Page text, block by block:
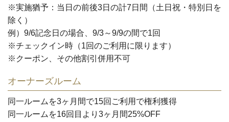
※実施猶予：当日の前後3日の計7日間（土日祝・特別日を
除く）
例）9/6記念日の場合、9/3～9/9の間で1回
※チェックイン時（1回のご利用に限ります）
※クーポン、その他割引併用不可
オーナーズルーム
同一ルームを3ヶ月間で15回ご利用で権利獲得
同一ルームを16回目より3ヶ月間25%OFF